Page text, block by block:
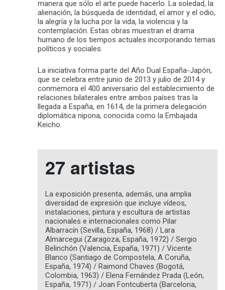
manera que sólo el arte puede hacerlo. La soledad, la
alienación, la búsqueda de identidad, el amor y el odio,
la alegría y la lucha por la vida, la violencia y la
contemplación. Estas obras muestran el drama
humano de los tiempos actuales incorporando temas
políticos y sociales.
La iniciativa forma parte del Año Dual España-Japón,
que se celebra entre junio de 2013 y julio de 2014 y
conmemora el 400 aniversario del establecimiento de
relaciones bilaterales entre ambos países tras la
llegada a España, en 1614, de la primera delegación
diplomática nipona, conocida como la Embajada
Keicho.
27 artistas
La exposición presenta, además, una amplia
diversidad de expresión que incluye vídeos,
instalaciones, pintura y escultura de artistas
nacionales e internacionales como Pilar
Albarracín (Sevilla, España, 1968) / Lara
Almarcegui (Zaragoza, España, 1972) / Sergio
Belinchón (Valencia, España, 1971) / Vicente
Blanco (Santiago de Compostela, A Coruña,
España, 1974) / Raimond Chaves (Bogotá,
Colombia, 1963) / Elena Fernández Prada (León,
España, 1971) / Joan Fontcuberta (Barcelona,